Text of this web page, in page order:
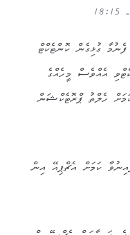
ގުޅިގެން ކޮންޓެކްޓް
އެއްވެސް މީހެއްގެ
ހެލްތު ޕްރޮޓެކްޝަން
ކަމަށް އެޗްޕިއޭ އިން